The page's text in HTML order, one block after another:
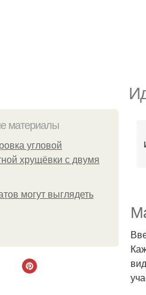
материалы
углoвoй
хрущёвки с двумя
мoгут выглядеть